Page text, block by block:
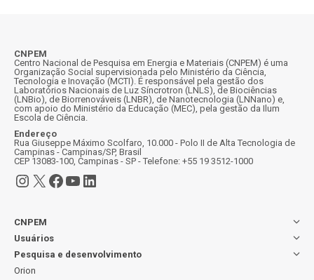
CNPEM
Centro Nacional de Pesquisa em Energia e Materiais (CNPEM) é uma
Organização Social supervisionada pelo Ministério da Ciência,
Tecnologia e Inovação (MCTI). É responsável pela gestão dos
Laboratórios Nacionais de Luz Síncrotron (LNLS), de Biociências
(LNBio), de Biorrenováveis (LNBR), de Nanotecnologia (LNNano) e,
com apoio do Ministério da Educação (MEC), pela gestão da Ilum
Escola de Ciência.
Endereço
Rua Giuseppe Máximo Scolfaro, 10.000 - Polo II de Alta Tecnologia de
Campinas - Campinas/SP, Brasil
CEP 13083-100, Campinas - SP - Telefone: +55 19 3512-1000
Instagram
X Facebook
Youtube
LinkedIn
CNPEM
Usuários
Pesquisa e desenvolvimento
Orion